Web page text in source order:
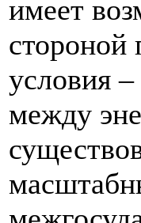
имеет
стороной
условия
между